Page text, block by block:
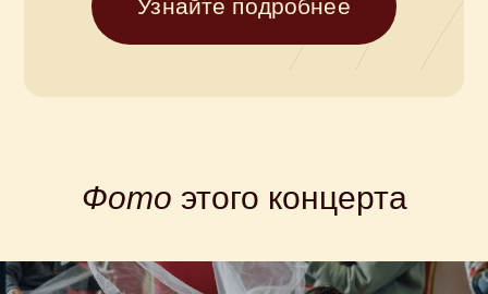
Фото этого концерта
на концерт